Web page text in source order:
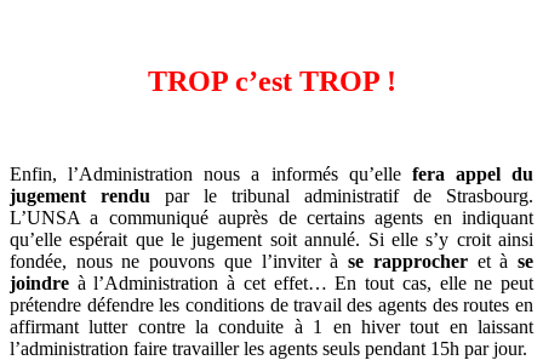
TROP c’est TROP !
Enfin, l’Administration nous a informés qu’elle fera appel du
jugement rendu par le tribunal administratif de Strasbourg.
L’UNSA a communiqué auprès de certains agents en indiquant
qu’elle espérait que le jugement soit annulé. Si elle s’y croit ainsi
fondée, nous ne pouvons que l’inviter àse rapprocheret àse
joindre à l’Administration à cet effet… En tout cas, elle ne peut
prétendre défendre les conditions de travail des agents des routes en
affirmant lutter contre la conduite à 1 en hiver tout en laissant
l’administration faire travailler les agents seuls pendant 15h par jour.